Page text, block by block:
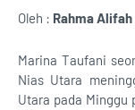
Oleh : Rahma Alifah
Marina Taufani
Nias Utara
Utara pada Minggu